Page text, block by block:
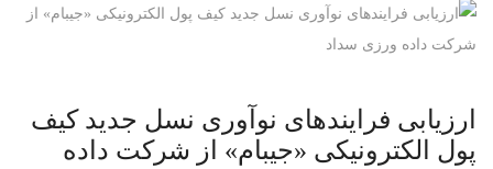
ارزیابی فرایندهای نوآوری نسل جدید کیف
پول الکترونیکی «جیبام» از شرکت داده